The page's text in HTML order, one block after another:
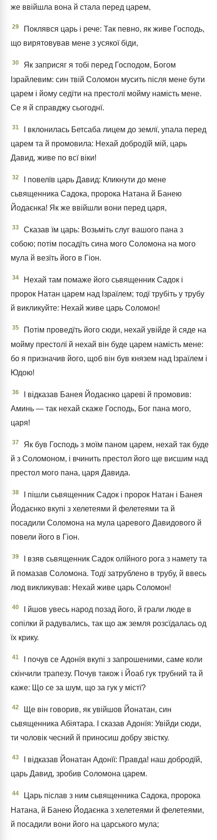
же ввійшла вона й стала перед царем,
29
Поклявся царь і рече: Так певно, як живе Господь,
що вирятовував мене з усякої біди,
30
Як заприсяг я тобі перед Господом, Богом
Ізрайлевим: син твій Соломон мусить після мене бути
царем і йому седїти на престолї мойму намість мене.
Се я й справджу сьогоднї.
31
І вклонилась Бетсаба лицем до землї, упала перед
царем та й промовила: Нехай добродїй мій, царь
Давид, живе по всї віки!
32
І повелїв царь Давид: Кликнути до мене
сьвященника Садока, пророка Натана й Банею
Йодаєнка! Як же ввійшли вони перед царя,
33
Сказав їм царь: Возьміть слуг вашого пана з
собою; потім посадїть сина мого Соломона на мого
мула й везїть його в Гіон.
34
Нехай там помаже його сьвященник Садок і
пророк Натан царем над Ізраїлем; тодї трубіть у трубу
й викликуйте: Нехай живе царь Соломон!
35
Потім проведїть його сюди, нехай увійде й сяде на
мойму престолї й нехай він буде царем намість мене:
бо я призначив його, щоб він був князем над Ізраїлем і
Юдою!
36
І відказав Банея Йодаєнко цареві й промовив:
Аминь — так нехай скаже Господь, Бог пана мого,
царя!
37
Як був Господь з моїм паном царем, нехай так буде
й з Соломоном, і вчинить престол його ще висшим над
престол мого пана, царя Давида.
38
І пішли сьвященник Садок і пророк Натан і Банея
Йодаєнко вкупі з хелетеями й фелетеями та й
посадили Соломона на мула царевого Давидового й
повели його в Гіон.
39
І взяв сьвященник Садок олїйного рога з намету та
й помазав Соломона. Тодї затрублено в трубу, й ввесь
люд викликував: Нехай живе царь Соломон!
40
І йшов увесь народ позад його, й грали люде в
сопілки й радувались, так що аж земля розсїдалась од
їх крику.
41
І почув се Адонїя вкупі з запрошеними, саме коли
скінчили трапезу. Почув також і Йоаб гук трубний та й
каже: Що се за шум, що за гук у містї?
42
Ще він говорив, як увійшов Йонатан, син
сьвященника Абіятара. І сказав Адонїя: Увійди сюди,
ти чоловік чесний й приносиш добру звістку.
43
І відказав Йонатан Адонїї: Правда! наш добродїй,
царь Давид, зробив Соломона царем.
44
Царь післав з ним сьвященника Садока, пророка
Натана, й Банею Йодаєнка з хелетеями й фелетеями,
й посадили вони його на царського мула;